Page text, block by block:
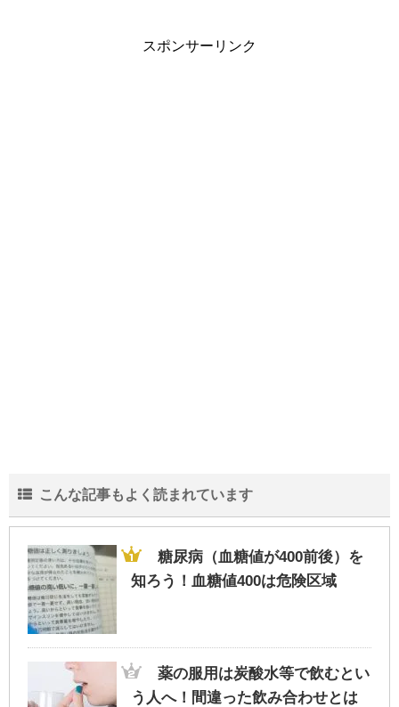
スポンサーリンク
こんな記事もよく読まれています
糖尿病（血糖値が400前後）を
知ろう！血糖値400は危険区域
薬の服用は炭酸水等で飲むとい
う人へ！間違った飲み合わせとは